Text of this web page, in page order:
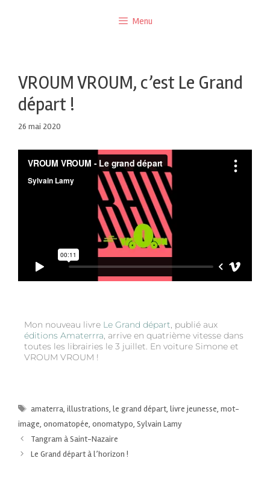
Menu
VROUM VROUM, c’est Le Grand
départ !
26 mai 2020
Mon nouveau livre Le Grand départ, publié aux
éditions Amaterrra, arrive en quatrième vitesse dans
toutes les librairies le 3 juillet. En voiture Simone et
VROUM VROUM !
amaterra,illustrations,le grand départ,livre jeunesse,mot-
image, onomatopée, onomatypo, Sylvain Lamy
Tangram à Saint-Nazaire
Le Grand départ à l’horizon !